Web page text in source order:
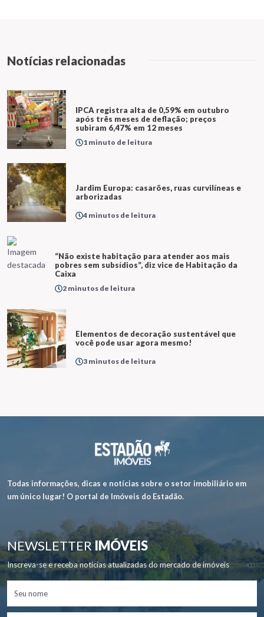
Notícias relacionadas
IPCA registra alta de 0,59% em outubro
após três meses de deflação; preços
subiram 6,47% em 12 meses
1 minuto de leitura
Jardim Europa: casarões, ruas curvilíneas e
arborizadas
4 minutos de leitura
“Não existe habitação para atender aos mais
pobres sem subsídios”, diz vice de Habitação da
Caixa
2 minutos de leitura
Elementos de decoração sustentável que
você pode usar agora mesmo!
3 minutos de leitura
Todas informações, dicas e notícias sobre o setor imobiliário em
um único lugar! O portal de Imóveis do Estadão.
NEWSLETTERIMÓVEIS
Inscreva-se e receba notícias atualizadas do mercado de imóveis